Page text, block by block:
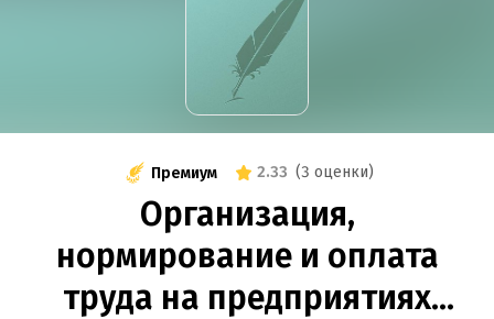
Премиум 2.33 (3 оценки)
Организация,
нормирование и оплата
труда на предприятиях